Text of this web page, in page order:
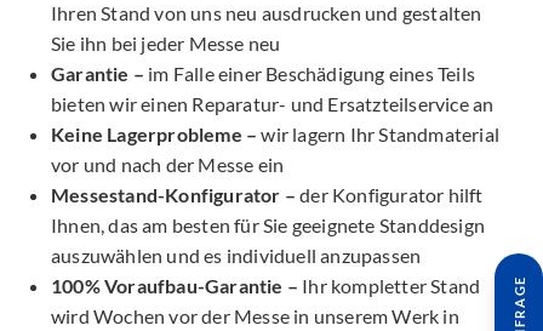
Ihren Stand von uns neu ausdrucken und gestalten
Sie ihn bei jeder Messe neu
Garantie – im Falle einer Beschädigung eines Teils
bieten wir einen Reparatur- und Ersatzteilservice an
Keine Lagerprobleme – wir lagern Ihr Standmaterial
vor und nach der Messe ein
Messestand-Konfigurator – der Konfigurator hilft
Ihnen, das am besten für Sie geeignete Standdesign
auszuwählen und es individuell anzupassen
100% Voraufbau-Garantie – Ihr kompletter Stand
wird Wochen vor der Messe in unserem Werk in